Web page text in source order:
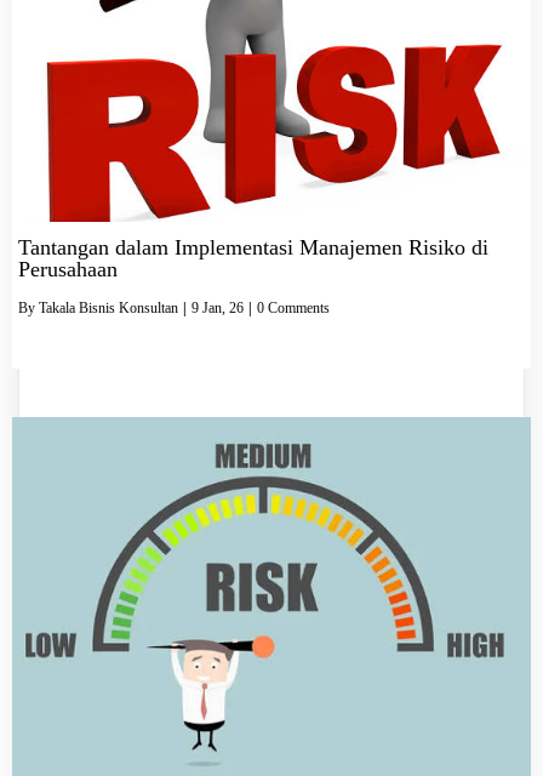
Tantangan dalam Implementasi Manajemen Risiko di
Perusahaan
By Takala Bisnis Konsultan 9 Jan, 26 0 Comments